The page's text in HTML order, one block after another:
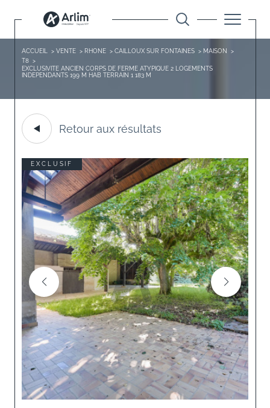
ACCUEIL VENTE RHONE CAILLOUX SUR FONTAINES
MAISON
T8
EXCLUSIVITE ANCIEN CORPS DE FERME ATYPIQUE 2 LOGEMENTS
INDEPENDANTS 199 M HAB TERRAIN 1 183 M
Retour aux résultats
EXCLUSIF